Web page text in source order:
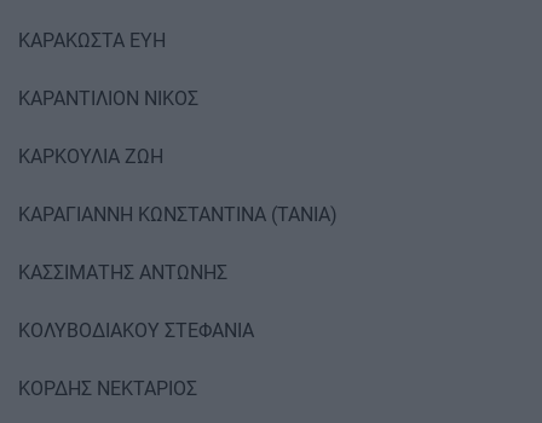
ΚΑΡΑΚΩΣΤΑ ΕΥΗ
ΚΑΡΑΝΤΙΛΙΟΝ ΝΙΚΟΣ
ΚΑΡΚΟΥΛΙΑ ΖΩΗ
ΚΑΡΑΓΙΑΝΝΗ ΚΩΝΣΤΑΝΤΙΝΑ (ΤΑΝΙΑ)
ΚΑΣΣΙΜΑΤΗΣ ΑΝΤΩΝΗΣ
ΚΟΛΥΒΟΔΙΑΚΟΥ ΣΤΕΦΑΝΙΑ
ΚΟΡΔΗΣ ΝΕΚΤΑΡΙΟΣ